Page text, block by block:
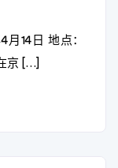
月14日 地点：
京 […]